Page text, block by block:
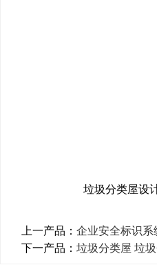
垃圾分类屋设
上一产品： 企业安全标识系
下一产品： 垃圾分类屋 垃